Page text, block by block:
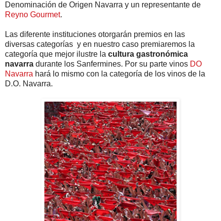
Denominación de Origen Navarra y un representante de
Reyno Gourmet.
Las diferente instituciones otorgarán premios en las
diversas categorías y en nuestro caso premiaremos la
categoría que mejor ilustre la cultura gastronómica
navarra durante los Sanfermines. Por su parte vinos DO
Navarra hará lo mismo con la categoría de los vinos de la
D.O. Navarra.